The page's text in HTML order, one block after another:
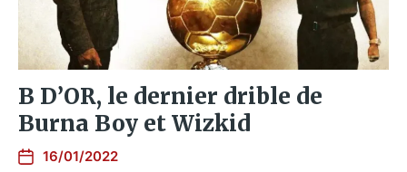
B D’OR, le dernier drible de
Burna Boy et Wizkid
16/01/2022